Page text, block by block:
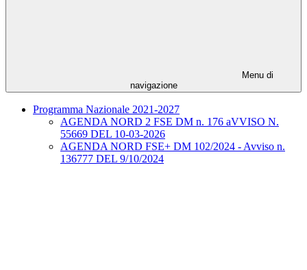
Menu di
navigazione
Programma Nazionale 2021-2027
AGENDA NORD 2 FSE DM n. 176 aVVISO N.
55669 DEL 10-03-2026
AGENDA NORD FSE+ DM 102/2024 - Avviso n.
136777 DEL 9/10/2024